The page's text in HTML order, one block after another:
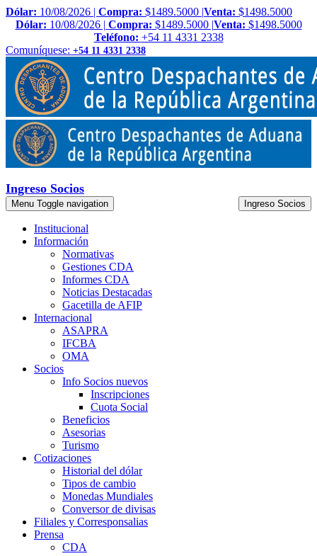
Dólar: 10/08/2026 | Compra: $1489.5000 |Venta: $1498.5000
Dólar: 10/08/2026 | Compra: $1489.5000 |Venta: $1498.5000
Teléfono: +54 11 4331 2338
Comuníquese: +54 11 4331 2338
Ingreso Socios
Menu Toggle navigation Ingreso Socios
Institucional
Información
Normativas
Gestiones CDA
Informes CDA
Noticias Destacadas
Gacetilla de AFIP
Internacional
ASAPRA
IFCBA
OMA
Socios
Info Socios nuevos
Inscripciones
Cuota Social
Beneficios
Asesorias
Turismo
Cotizaciones
Historial del dólar
Tipos de cambio
Monedas Mundiales
Conversor de divisas
Filiales y Corresponsalias
Prensa
CDA